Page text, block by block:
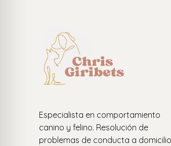
Especialista en comportamiento
canino y felino. Resolución de
problemas de conducta a domicilio